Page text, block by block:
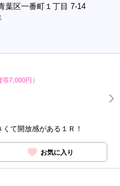
葉区一番町１丁目 7-14
等7,000円）
て開放感がある１Ｒ！
お気に入り